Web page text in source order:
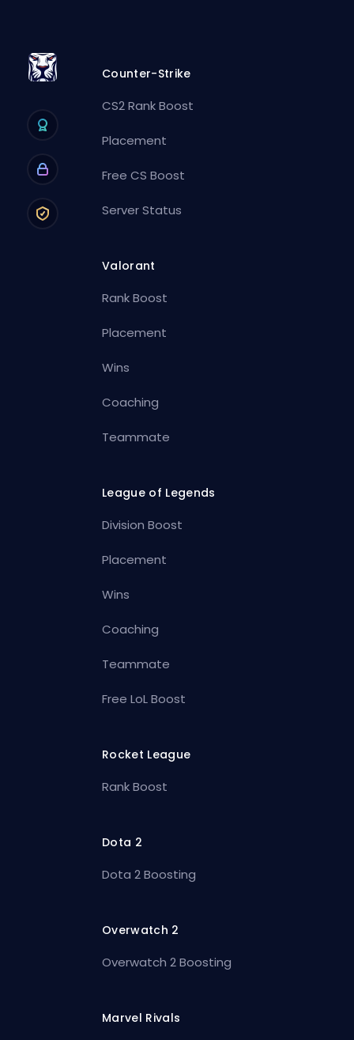
Counter-Strike
CS2 Rank Boost
Placement
Free CS Boost
Server Status
Valorant
Rank Boost
Placement
Wins
Coaching
Teammate
League of Legends
Division Boost
Placement
Wins
Coaching
Teammate
Free LoL Boost
Rocket League
Rank Boost
Dota 2
Dota 2 Boosting
Overwatch 2
Overwatch 2 Boosting
Marvel Rivals